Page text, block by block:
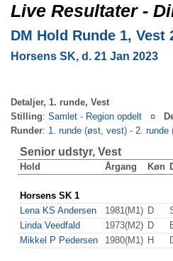
Live Resultater -
DM Hold Runde 1, Vest
Horsens SK, d. 21 Jan 2023
Detaljer, 1. runde, Vest
Stilling: Samlet - Region opdelt ¤
Runder: 1. runde (øst, vest) - 2. runde
Senior udstyr, Vest
Hold Årgang Køn
Horsens SK 1
Lena KS Andersen
1981(M1) D
Linda Veedfald
1973(M2) D
Mikkel P Pedersen
1980(M1) H